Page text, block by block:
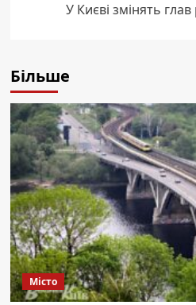
У Києві змінять
Більше
Місто